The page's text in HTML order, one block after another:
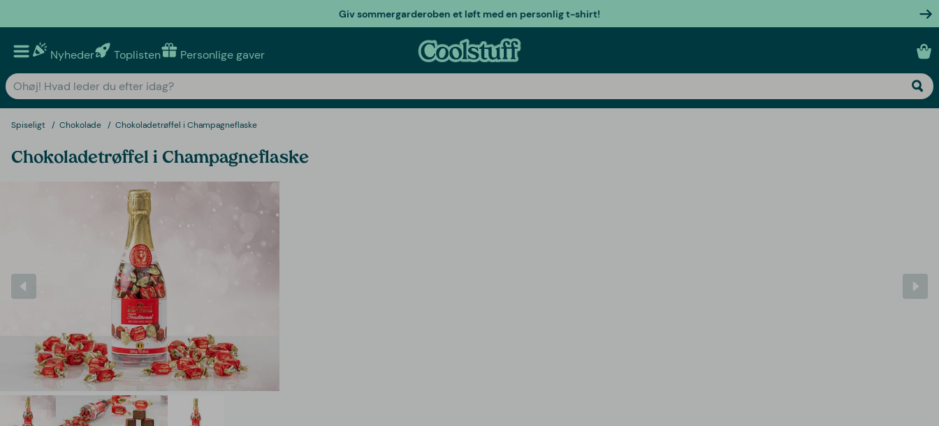
Giv sommergarderoben et løft med en personlig t-shirt!
Nyheder Toplisten Personlige gaver
Spiseligt Chokolade Chokoladetrøffel i Champagneflaske
Chokoladetrøffel i Champagneflaske